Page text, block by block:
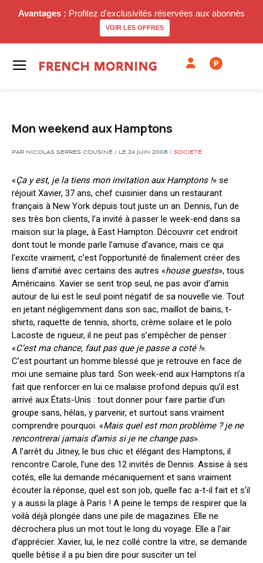
Avantages : Profitez d'exclusivités réservées aux abonnés
VOIR LES OFFRES
P
Mon weekend aux Hamptons
PAR NICOLAS SERRES COUSINÉ / LE 24 JUIN 2008 / SOCIÉTÉ
«Ça y est, je la tiens mon invitation aux Hamptons !» se
réjouit Xavier, 37 ans, chef cuisinier dans un restaurant
français à New York depuis tout juste un an. Dennis, l’un de
ses très bon clients, l’a invité à passer le week-end dans sa
maison sur la plage, à East Hampton. Découvrir cet endroit
dont tout le monde parle l’amuse d’avance, mais ce qui
l’excite vraiment, c’est l’opportunité de finalement créer des
liens d’amitié avec certains des autres «house guests», tous
Américains. Xavier se sent trop seul, ne pas avoir d’amis
autour de lui est le seul point négatif de sa nouvelle vie. Tout
en jetant négligemment dans son sac, maillot de bains, t-
shirts, raquette de tennis, shorts, crème solaire et le polo
Lacoste de rigueur, il ne peut pas s’empêcher de penser :
«C’est ma chance, faut pas que je passe a coté !».
C’est pourtant un homme blessé que je retrouve en face de
moi une semaine plus tard. Son week-end aux Hamptons n’a
fait que renforcer en lui ce malaise profond depuis qu’il est
arrivé aux États-Unis : tout donner pour faire partie d’un
groupe sans, hélas, y parvenir, et surtout sans vraiment
comprendre pourquoi. «Mais quel est mon problème ? je ne
rencontrerai jamais d’amis si je ne change pas».
A l’arrêt du Jitney, le bus chic et élégant des Hamptons, il
rencontre Carole, l’une des 12 invités de Dennis. Assise à ses
cotés, elle lui demande mécaniquement et sans vraiment
écouter la réponse, quel est son job, quelle fac a-t-il fait et s’il
y a aussi la plage à Paris ! A peine le temps de respirer que la
voilà déjà plongée dans une pile de magazines. Elle ne
décrochera plus un mot tout le long du voyage. Elle a l’air
d’apprécier. Xavier, lui, le nez collé contre la vitre, se demande
quelle bêtise il a pu bien dire pour susciter un tel